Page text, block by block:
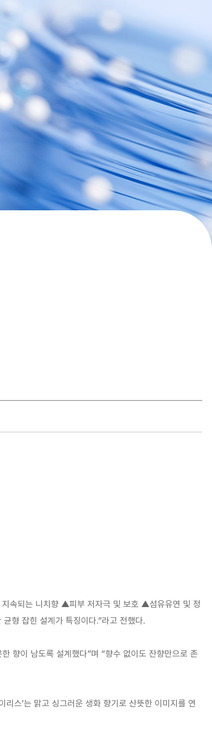
속되는 니치향 ▲피부 저자극 및 보호 ▲섬유유연 및 정
형 잡힌 설계가 특징이다.”라고 전했다.
향이 남도록 설계했다”며 “향수 없이도 잔향만으로 존
리스’는 맑고 싱그러운 생화 향기로 산뜻한 이미지를 연